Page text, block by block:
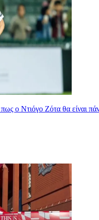
ο Ντιόγο Ζότα θα είναι